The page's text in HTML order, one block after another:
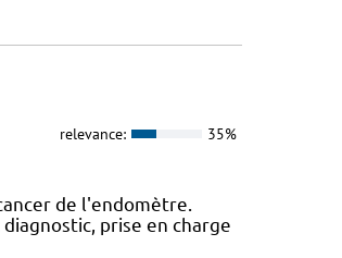
relevance: 35%
de l'endomètre.
prise en charge